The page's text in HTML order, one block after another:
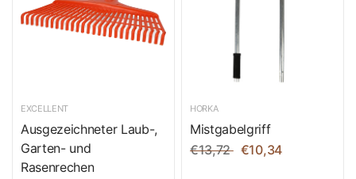
EXCELLENT
Ausgezeichneter Laub-,
Garten- und
Rasenrechen
HORKA
Mistgabelgriff
€13,72
€10,34